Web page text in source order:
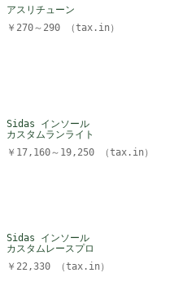
アスリチューン
￥270～290 （tax.in）
Sidas インソール
カスタムランライト
￥17,160～19,250 （tax.in）
Sidas インソール
カスタムレースプロ
￥22,330 （tax.in）